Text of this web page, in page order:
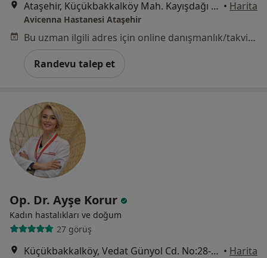
Ataşehir, Küçükbakkalköy Mah. Kayışdağı Cad. No:47 İstanbul, Ataşehir • Harita
Avicenna Hastanesi Ataşehir
Bu uzman ilgili adres için online danışmanlık/takvim sunmuyor.
Randevu talep et
Op. Dr. Ayşe Korur
Kadın hastalıkları ve doğum
27 görüş
Küçükbakkalköy, Vedat Günyol Cd. No:28-30, İstanbul • Harita